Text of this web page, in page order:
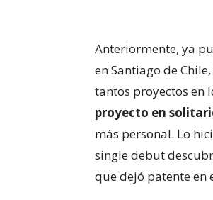
Anteriormente, ya
en Santiago de
tantos proyectos en
proyecto en
más personal. Lo
single debut
que dejó patente en